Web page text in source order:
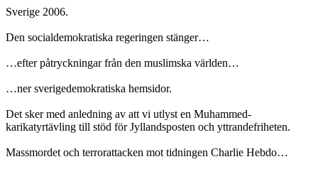
Sverige 2006.
Den socialdemokratiska regeringen stänger…
…efter påtryckningar från den muslimska världen…
…ner sverigedemokratiska hemsidor.
Det sker med anledning av att vi utlyst en Muhammed-
karikatyrtävling till stöd för Jyllandsposten och yttrandefriheten.
Massmordet och terrorattacken mot tidningen Charlie Hebdo…